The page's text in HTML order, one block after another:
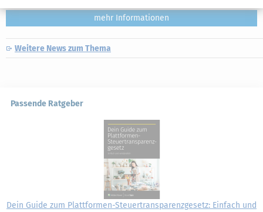
mehr
Weitere News zum Thema
Passende Ratgeber
Dein Guide zum Plattformen-Steuertransparenzgesetz: Einfach und